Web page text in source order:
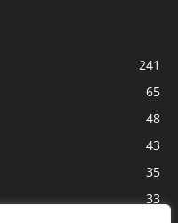
241
65
48
43
35
33